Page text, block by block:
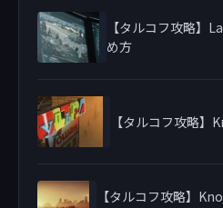
【タルコフ攻略】
め方
【タルコフ攻略】
【タルコフ攻略】